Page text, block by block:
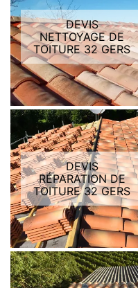
DEVIS
NETTOYAGE DE
TOITURE 32 GERS
DEVIS
RÉPARATION DE
TOITURE 32 GERS